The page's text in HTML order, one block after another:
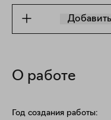
О работе
Год создания работы: